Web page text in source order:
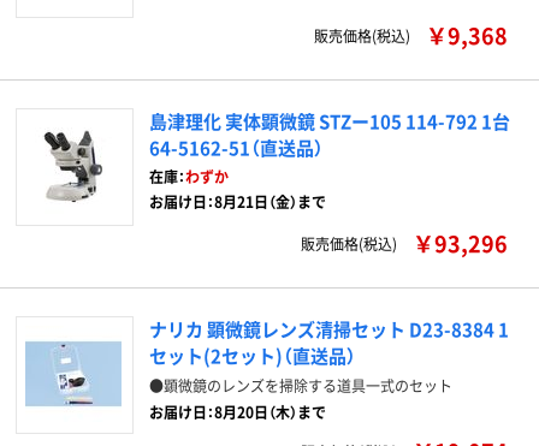
販売価格(税込) ￥9,368
島津理化 実体顕微鏡 STZー105 114-792 1台
64-5162-51（直送品）
在庫：わずか
お届け日：8月21日（金）まで
販売価格(税込) ￥93,296
ナリカ 顕微鏡レンズ清掃セット D23-8384 1
セット(2セット)（直送品）
●顕微鏡のレンズを掃除する道具一式のセット
お届け日：8月20日（木）まで